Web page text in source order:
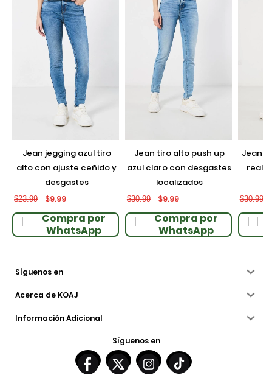
jean jegging azul tiro
alto con ajuste ceñido y
desgastes
$23.99 $9.99
Compra por
WhatsApp
jean tiro alto push up
azul claro con desgastes
localizados
$30.99 $9.99
Compra por
WhatsApp
jean push up negro con
$30.99
Síguenos en
Acerca de KOAJ
Información Adicional
Síguenos en